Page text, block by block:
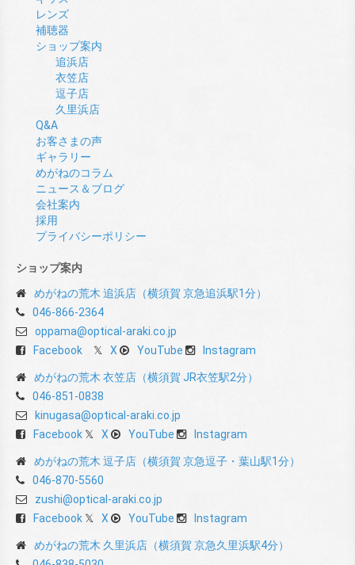
レンズ
補聴器
ショップ案内
追浜店
衣笠店
逗子店
久里浜店
Q&A
お客さまの声
ギャラリー
めがねのコラム
ニュース＆ブログ
会社案内
採用
プライバシーポリシー
ショップ案内
めがねの荒木 追浜店（横須賀 京急追浜駅1分）
046-866-2364
oppama@optical-araki.co.jp
Facebook
X YouTube Instagram
めがねの荒木 衣笠店（横須賀 JR衣笠駅2分）
046-851-0838
kinugasa@optical-araki.co.jp
Facebook
X YouTube Instagram
めがねの荒木 逗子店（横須賀 京急逗子・葉山駅1分）
046-870-5560
zushi@optical-araki.co.jp
Facebook
X YouTube Instagram
めがねの荒木 久里浜店（横須賀 京急久里浜駅4分）